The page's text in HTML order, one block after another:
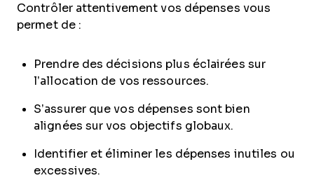
Contrôler attentivement vos dépenses vous
permet de :
Prendre des décisions plus éclairées sur
l’allocation de vos ressources.
S’assurer que vos dépenses sont bien
alignées sur vos objectifs globaux.
Identifier et éliminer les dépenses inutiles ou
excessives.